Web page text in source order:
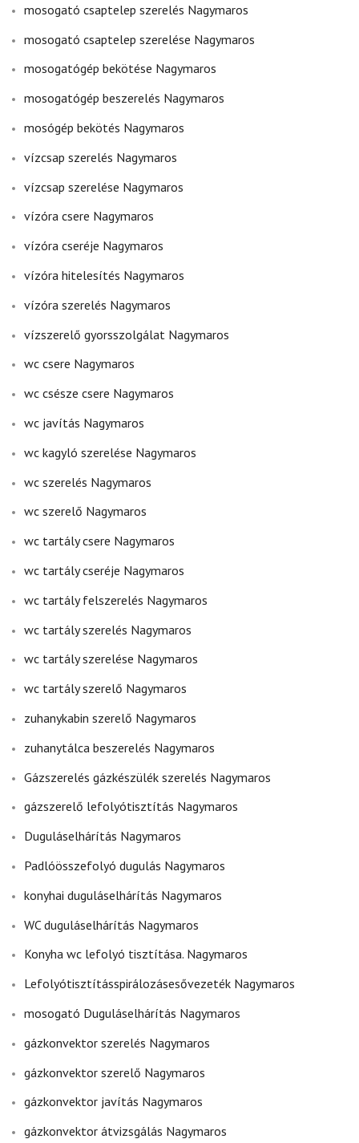
mosogató csaptelep szerelés Nagymaros
mosogató csaptelep szerelése Nagymaros
mosogatógép bekötése Nagymaros
mosogatógép beszerelés Nagymaros
mosógép bekötés Nagymaros
vízcsap szerelés Nagymaros
vízcsap szerelése Nagymaros
vízóra csere Nagymaros
vízóra cseréje Nagymaros
vízóra hitelesítés Nagymaros
vízóra szerelés Nagymaros
vízszerelő gyorsszolgálat Nagymaros
wc csere Nagymaros
wc csésze csere Nagymaros
wc javítás Nagymaros
wc kagyló szerelése Nagymaros
wc szerelés Nagymaros
wc szerelő Nagymaros
wc tartály csere Nagymaros
wc tartály cseréje Nagymaros
wc tartály felszerelés Nagymaros
wc tartály szerelés Nagymaros
wc tartály szerelése Nagymaros
wc tartály szerelő Nagymaros
zuhanykabin szerelő Nagymaros
zuhanytálca beszerelés Nagymaros
Gázszerelés gázkészülék szerelés Nagymaros
gázszerelő lefolyótisztítás Nagymaros
Duguláselhárítás Nagymaros
Padlóösszefolyó dugulás Nagymaros
konyhai duguláselhárítás Nagymaros
WC duguláselhárítás Nagymaros
Konyha wc lefolyó tisztítása. Nagymaros
Lefolyótisztításspirálozásesővezeték Nagymaros
mosogató Duguláselhárítás Nagymaros
gázkonvektor szerelés Nagymaros
gázkonvektor szerelő Nagymaros
gázkonvektor javítás Nagymaros
gázkonvektor átvizsgálás Nagymaros